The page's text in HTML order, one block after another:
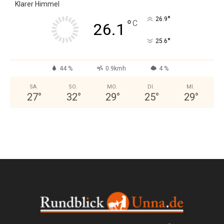
Klarer Himmel
26.1 °C 26.9°
25.6°
44 % 0.9kmh 4 %
SA.
27°
SO.
32°
MO.
29°
DI.
25°
MI.
29°